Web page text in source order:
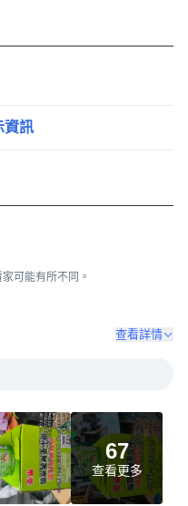
資訊
可能有所不同。
查看詳情
67
查看更多